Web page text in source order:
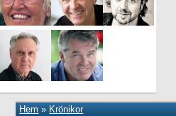
Hem » Krönikor